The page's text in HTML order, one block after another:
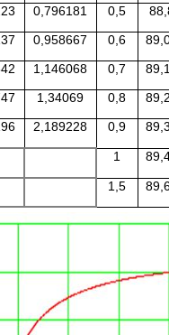
0,796181 0,5
0,958667 0,6
1,146068 0,7
1,34069 0,8
2,189228 0,9
1
1,5